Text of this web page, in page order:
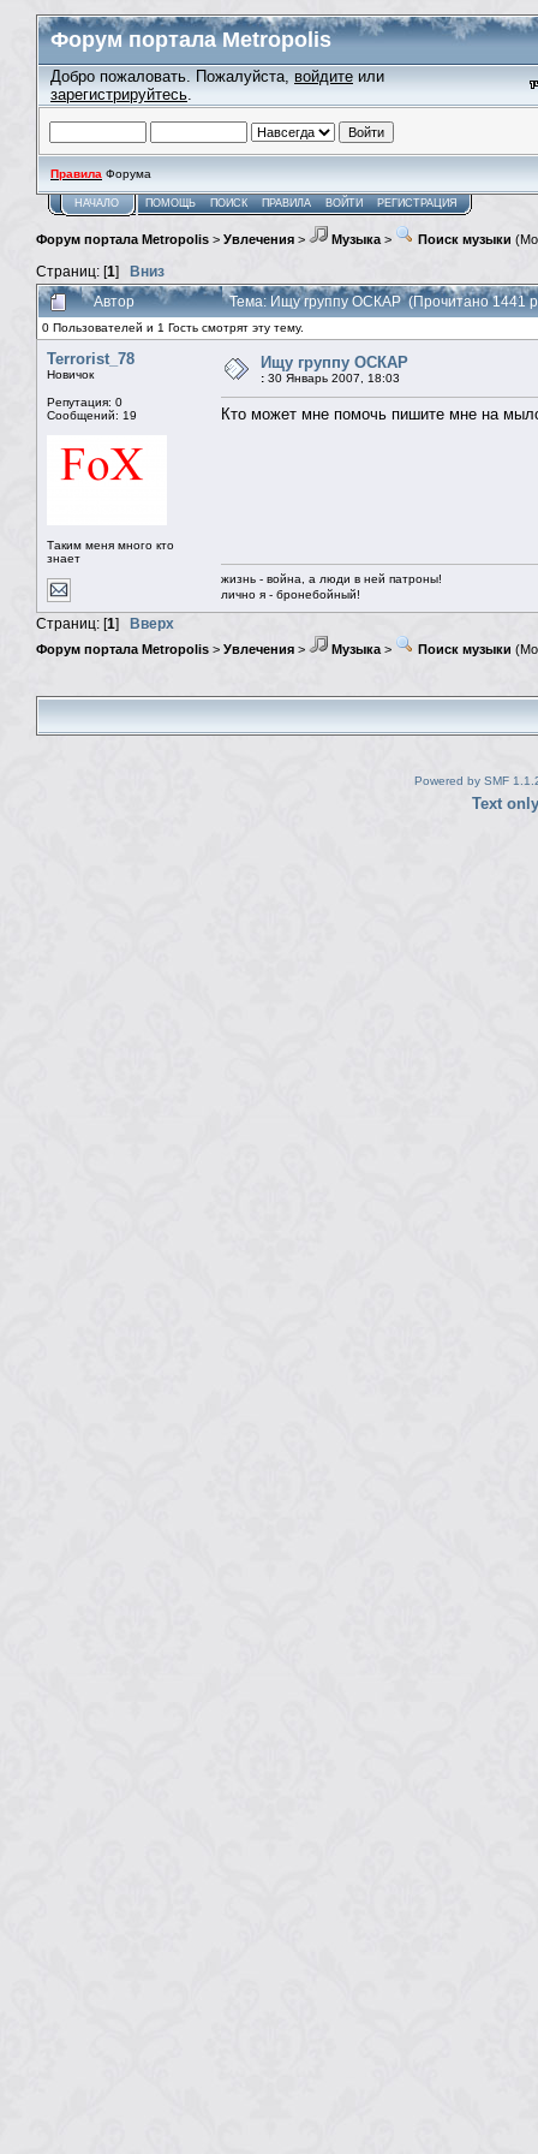
Форум портала Metropolis
Добро пожаловать. Пожалуйста, войдите или
зарегистрируйтесь.
Правила Форума
НАЧАЛО ПОМОЩЬ ПОИСК ПРАВИЛА ВОЙТИ РЕГИСТРАЦИЯ
Форум портала Metropolis > Увлечения > Музыка > Поиск музыки
Страниц: [1]
Вниз
Автор
Тема: Ищу группу ОСКАР (Прочитано 1441
0 Пользователей и 1 Гость смотрят эту тему.
Terrorist_78
Новичок
Репутация: 0
Сообщений: 19
Таким меня много кто
знает
Ищу группу ОСКАР
: 30 Январь 2007, 18:03
Кто может мне помочь пишите мне на
жизнь - война, а люди в ней патроны!
лично я - бронебойный!
Страниц: [1] Вверх
Форум портала Metropolis > Увлечения > Музыка > Поиск музыки
Powered by SMF
Text